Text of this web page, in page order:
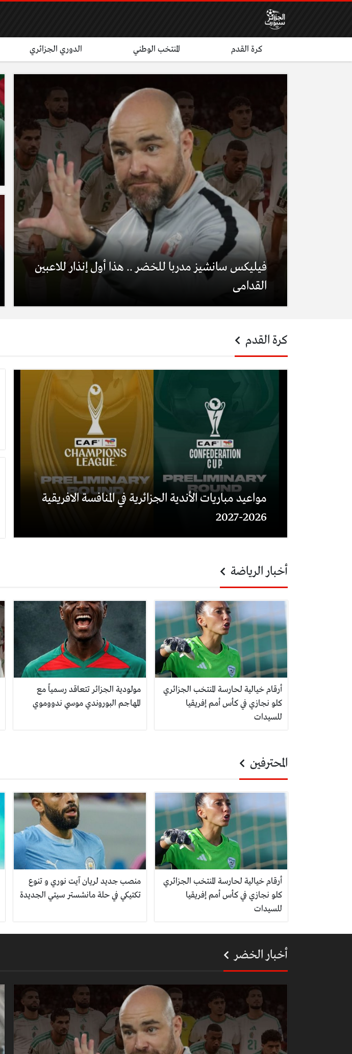
كرة القدم المنتخب الوطني الدوري الجزائري
فيليكس سانشيز مدربا للخضر .. هذا أول إنذار للاعبين
القدامى
كرة القدم
مواعيد مباريات الأندية الجزائرية في المنافسة الافريقية
2026-2027
أخبار الرياضة
أرقام خيالية لحارسة المنتخب الجزائري
كلو نجازي في كأس أمم إفريقيا
للسيدات
مولودية الجزائر تتعاقد رسمياً مع
المهاجم البوروندي موسي ندووموي
المحترفين
أرقام خيالية لحارسة المنتخب الجزائري
كلو نجازي في كأس أمم إفريقيا
للسيدات
منصب جديد لريان آيت نوري و تنوع
تكتيكي في حلة مانشستر سيتي الجديدة
أخبار الخضر